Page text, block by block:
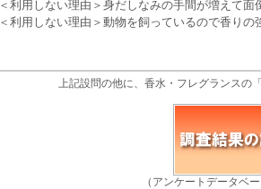
＜利用しない理由＞身だしなみの手間が増えて
＜利用しない理由＞動物を飼っているので香り
上記設問の他に、香水・フレグランスの
（アンケートデータベ